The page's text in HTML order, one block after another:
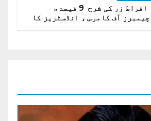
افراط زر کی شرح 9 فیصد ..
چیمبرز آف کامرس ، انڈسٹریز کا